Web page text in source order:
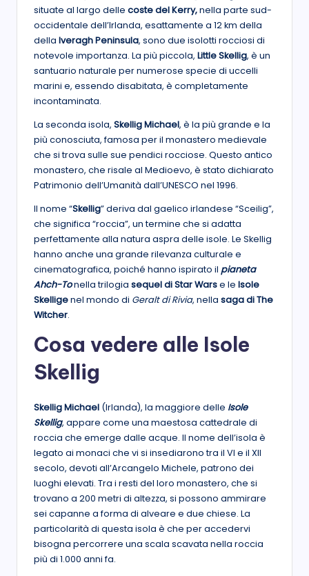
situate al largo delle coste del Kerry,nella parte sud-
occidentale dell’Irlanda, esattamente a 12 km della
della Iveragh Peninsula, sono due isolotti rocciosi di
notevole importanza. La più piccola, Little Skellig, è un
santuario naturale per numerose specie di uccelli
marini e, essendo disabitata, è completamente
incontaminata.
La seconda isola, Skellig Michael, è la più grande e la
più conosciuta, famosa per il monastero medievale
che si trova sulle sue pendici rocciose. Questo antico
monastero, che risale al Medioevo, è stato dichiarato
Patrimonio dell’Umanità dall’UNESCO nel 1996.
Il nome “Skellig” deriva dal gaelico irlandese “Sceilig”,
che significa “roccia”, un termine che si adatta
perfettamente alla natura aspra delle isole. Le Skellig
hanno anche una grande rilevanza culturale e
cinematografica, poiché hanno ispirato il pianeta
Ahch-Tonella trilogia sequel di Star Warse le Isole
Skelligenel mondo di Geralt di Rivia, nella saga di The
Witcher.
Cosa vedere alle Isole
Skellig
Skellig Michael (Irlanda), la maggiore delle Isole
Skellig, appare come una maestosa cattedrale di
roccia che emerge dalle acque. Il nome dell’isola è
legato ai monaci che vi si insediarono tra il VI e il XII
secolo, devoti all’Arcangelo Michele, patrono dei
luoghi elevati. Tra i resti del loro monastero, che si
trovano a 200 metri di altezza, si possono ammirare
sei capanne a forma di alveare e due chiese. La
particolarità di questa isola è che per accedervi
bisogna percorrere una scala scavata nella roccia
più di 1.000 anni fa.